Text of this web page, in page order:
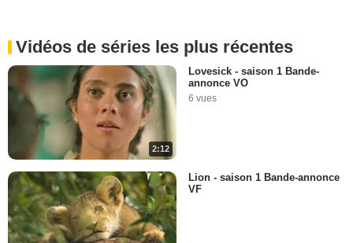
Vidéos de séries les plus récentes
2:12
Lovesick - saison 1 Bande-
annonce VO
6 vues
Lion - saison 1 Bande-annonce
VF